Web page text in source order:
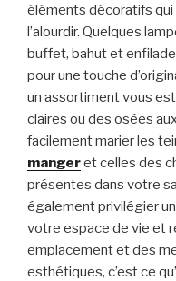
éléments décoratifs qui
l’alourdir. Quelques
buffet, bahut et
pour une touche
un assortiment vous
claires ou des osées
facilement marier les
mangeret celles des
présentes dans votre
également privilégier
votre espace de vie et
emplacement et des
esthétiques, c’est ce